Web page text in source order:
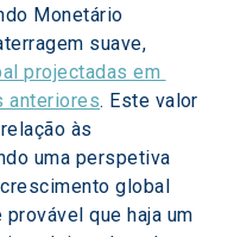
Monetário
suave,
projectadas em
anteriores. Este valor
às
uma perspetiva
global
que haja um